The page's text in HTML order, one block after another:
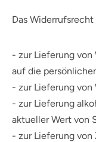
Das
- zur Lieferung
auf die
- zur Lieferung von
- zur Lieferung
aktueller Wert von
- zur Lieferung